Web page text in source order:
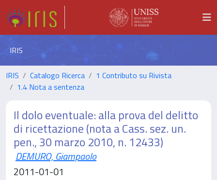
IRIS
IRIS Catalogo Ricerca
1 Contributo su Rivista
1.4 Nota a sentenza
Il dolo eventuale: alla prova del delitto
di ricettazione (nota a Cass. sez. un.
pen., 30 marzo 2010, n. 12433)
DEMURO, Giampaolo
2011-01-01